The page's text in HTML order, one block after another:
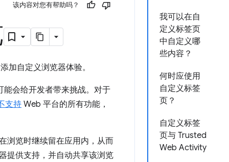
我可以在自
定义标签页
中自定义哪
些内容？
何时应使用
自定义标签
页？
自定义标签
页与 Trusted
Web Activity
该内容对您有帮助吗？
加自定义浏览器体验。
会给开发者带来挑战。对于
支持 Web 平台的所有功能，
浏览时继续留在应用内，从而
提供支持，并自动共享该浏览